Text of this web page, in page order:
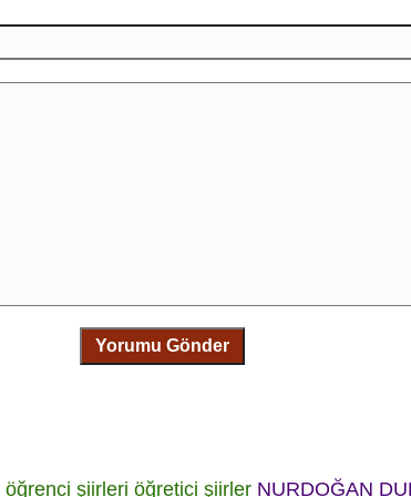
Yorumu Gönder
öğrenci şiirleri öğretici şiirler NURDOĞAN